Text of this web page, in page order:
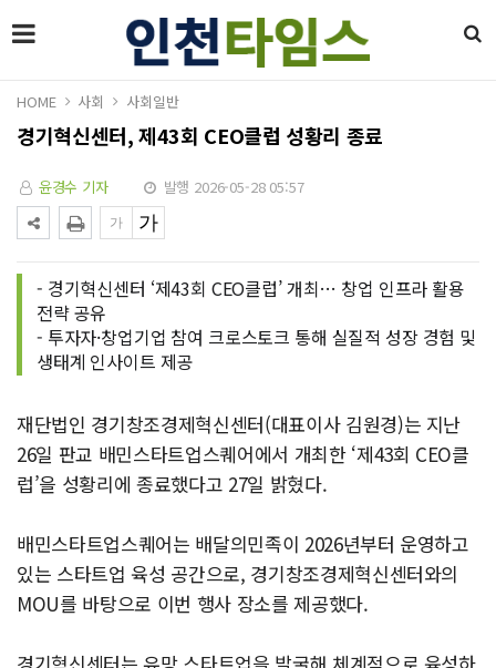
HOME 사회 사회일반
경기혁신센터, 제43회 CEO클럽 성황리 종료
윤경수 기자 발행 2026-05-28 05:57
- 경기혁신센터 ‘제43회 CEO클럽’ 개최… 창업 인프라 활용
전략 공유
- 투자자·창업기업 참여 크로스토크 통해 실질적 성장 경험 및
생태계 인사이트 제공
재단법인 경기창조경제혁신센터(대표이사 김원경)는 지난
26일 판교 배민스타트업스퀘어에서 개최한 ‘제43회 CEO클
럽’을 성황리에 종료했다고 27일 밝혔다.
배민스타트업스퀘어는 배달의민족이 2026년부터 운영하고
있는 스타트업 육성 공간으로, 경기창조경제혁신센터와의
MOU를 바탕으로 이번 행사 장소를 제공했다.